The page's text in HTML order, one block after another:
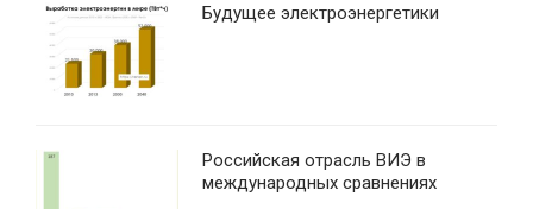
Будущее электроэнергетики
Российская отрасль ВИЭ в
международных сравнениях